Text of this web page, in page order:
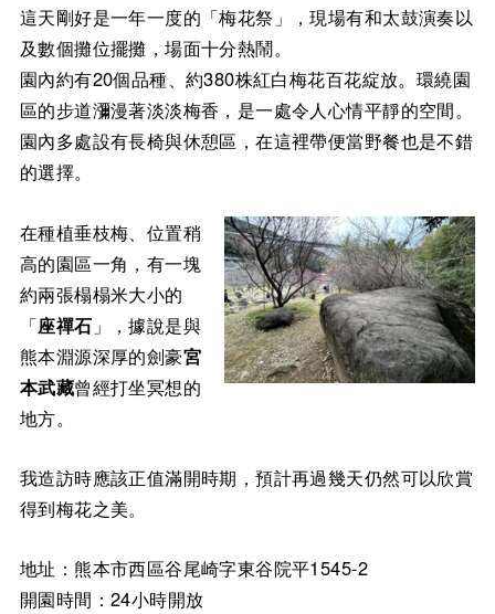
這天剛好是一年一度的「梅花祭」，現場有和太鼓演奏以
及數個攤位擺攤，場面十分熱鬧。
園內約有20個品種、約380株紅白梅花百花綻放。環繞園
區的步道瀰漫著淡淡梅香，是一處令人心情平靜的空間。
園內多處設有長椅與休憩區，在這裡帶便當野餐也是不錯
的選擇。
在種植垂枝梅、位置稍
高的園區一角，有一塊
約兩張榻榻米大小的
「座禪石 」，據說是與
熊本淵源深厚的劍豪宮
本武藏曾經打坐冥想的
地方。
我造訪時應該正值滿開時期，預計再過幾天仍然可以欣賞
得到梅花之美。
地址：熊本市西區谷尾崎字東谷院平1545-2
開園時間：24小時開放